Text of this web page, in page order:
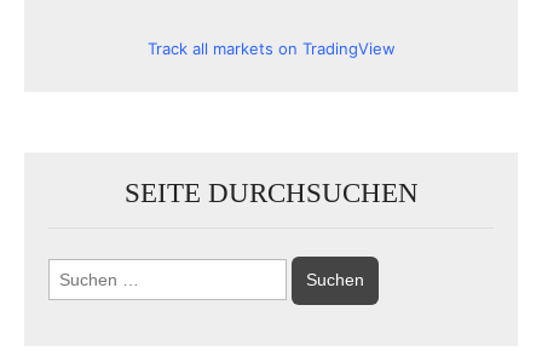
Track all markets on TradingView
SEITE DURCHSUCHEN
Suchen
nach: